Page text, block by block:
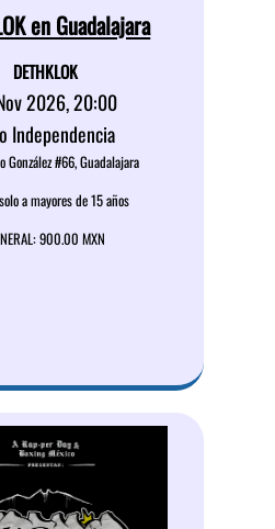
en Guadalajara
DETHKLOK
2026, 20:00
Independencia
González #66, Guadalajara
a mayores de 15 años
900.00 MXN